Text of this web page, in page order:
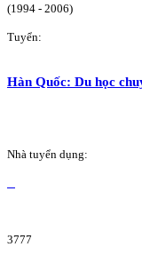
(1994 - 2006)
Tuyển:
Hàn Quốc: Du học
Nhà tuyển dụng:
3777